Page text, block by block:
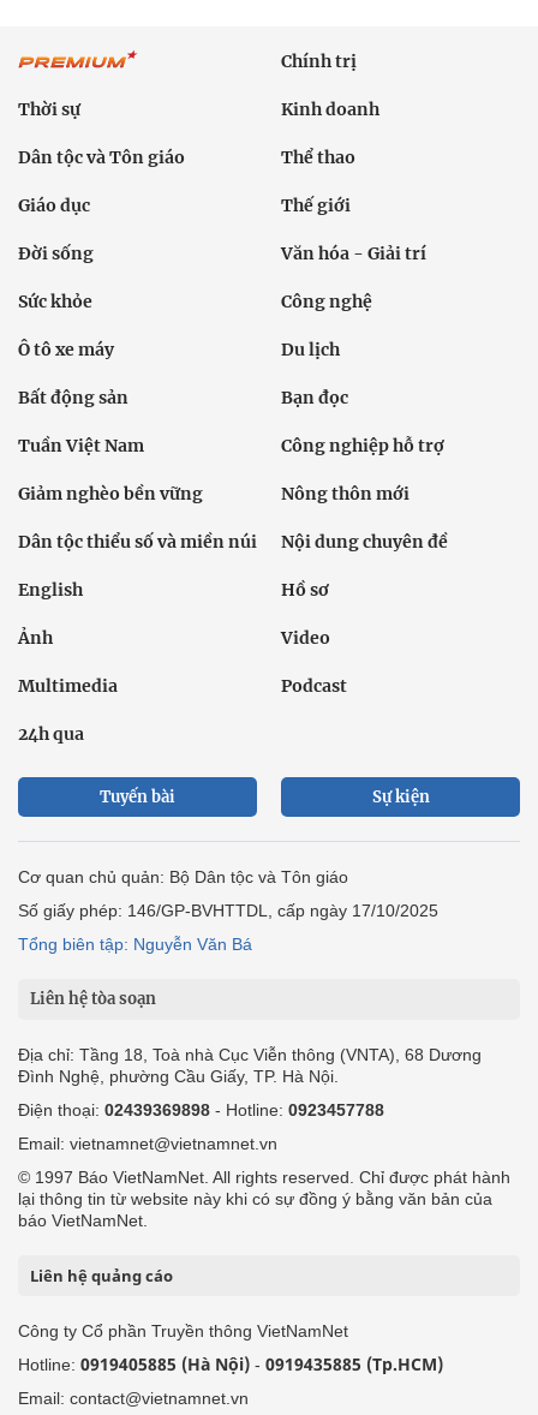
Chính trị
Thời sự Kinh doanh
Dân tộc và Tôn giáo Thể thao
Giáo dục Thế giới
Đời sống Văn hóa - Giải trí
Sức khỏe Công nghệ
Ô tô xe máy Du lịch
Bất động sản Bạn đọc
Tuần Việt Nam Công nghiệp hỗ trợ
Giảm nghèo bền vững Nông thôn mới
Dân tộc thiểu số và miền núi Nội dung chuyên đề
English Hồ sơ
Ảnh Video
Multimedia Podcast
24h qua
Tuyến bài Sự kiện
Cơ quan chủ quản: Bộ Dân tộc và Tôn giáo
Số giấy phép: 146/GP-BVHTTDL, cấp ngày 17/10/2025
Tổng biên tập: Nguyễn Văn Bá
Liên hệ tòa soạn
Địa chỉ: Tầng 18, Toà nhà Cục Viễn thông (VNTA), 68 Dương
Đình Nghệ, phường Cầu Giấy, TP. Hà Nội.
Điện thoại: 02439369898 - Hotline: 0923457788
Email: vietnamnet@vietnamnet.vn
© 1997 Báo VietNamNet. All rights reserved. Chỉ được phát hành
lại thông tin từ website này khi có sự đồng ý bằng văn bản của
báo VietNamNet.
Liên hệ quảng cáo
Công ty Cổ phần Truyền thông VietNamNet
Hotline: 0919405885 (Hà Nội) - 0919435885 (Tp.HCM)
Email: contact@vietnamnet.vn